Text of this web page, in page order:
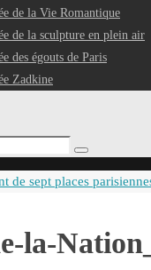
de la Vie Romantique
de la sculpture en plein air
des égouts de Paris
Zadkine
Rechercher
de sept places
la-